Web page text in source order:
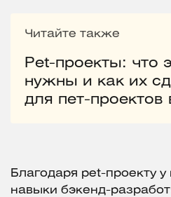
Читайте также
Pet-проекты: что
нужны и как их
для пет-проектов
Благодаря pet-проекту
навыки бэкенд-